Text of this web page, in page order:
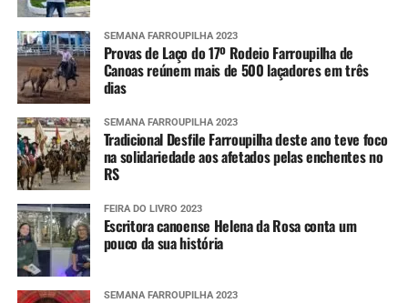
SEMANA FARROUPILHA 2023
Provas de Laço do 17º Rodeio Farroupilha de
Canoas reúnem mais de 500 laçadores em três
dias
SEMANA FARROUPILHA 2023
Tradicional Desfile Farroupilha deste ano teve foco
na solidariedade aos afetados pelas enchentes no
RS
FEIRA DO LIVRO 2023
Escritora canoense Helena da Rosa conta um
pouco da sua história
SEMANA FARROUPILHA 2023